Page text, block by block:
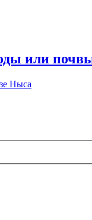
или
Ныса